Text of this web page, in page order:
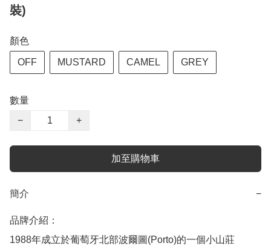
裝)
顏色
OFF MUSTARD CAMEL GREY
數量
−
+
加至購物車
簡介 −
品牌介紹：
1988年成立於葡萄牙北部波爾圖(Porto)的一個小山莊